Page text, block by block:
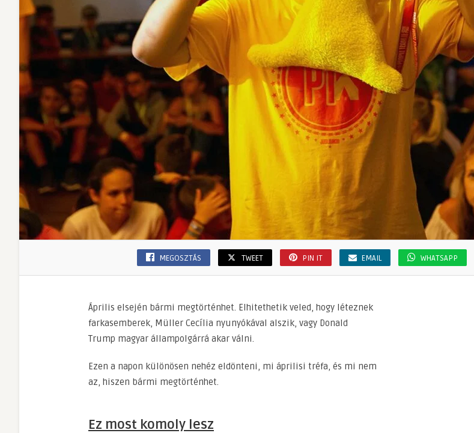
MEGOSZTÁS TWEET PIN IT EMAIL WHATSAPP
Április elsején bármi megtörténhet. Elhitethetik veled, hogy léteznek
farkasemberek, Müller Cecília nyunyókával alszik, vagy Donald
Trump magyar állampolgárrá akar válni.
Ezen a napon különösen nehéz eldönteni, mi áprilisi tréfa, és mi nem
az, hiszen bármi megtörténhet.
Ez most komoly lesz